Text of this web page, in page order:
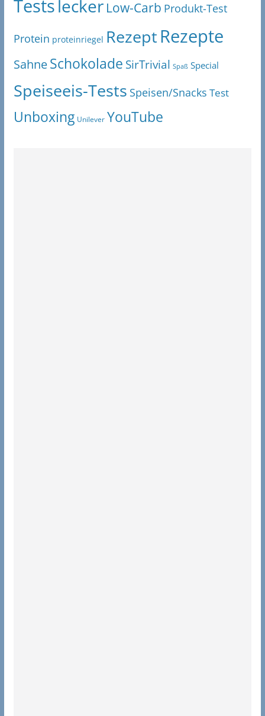
Testslecker Low-Carb Produkt-Test
Protein proteinriegel RezeptRezepte
SahneSchokolade SirTrivial Spaß Special
Speiseeis-Tests Speisen/Snacks Test
Unboxing Unilever YouTube